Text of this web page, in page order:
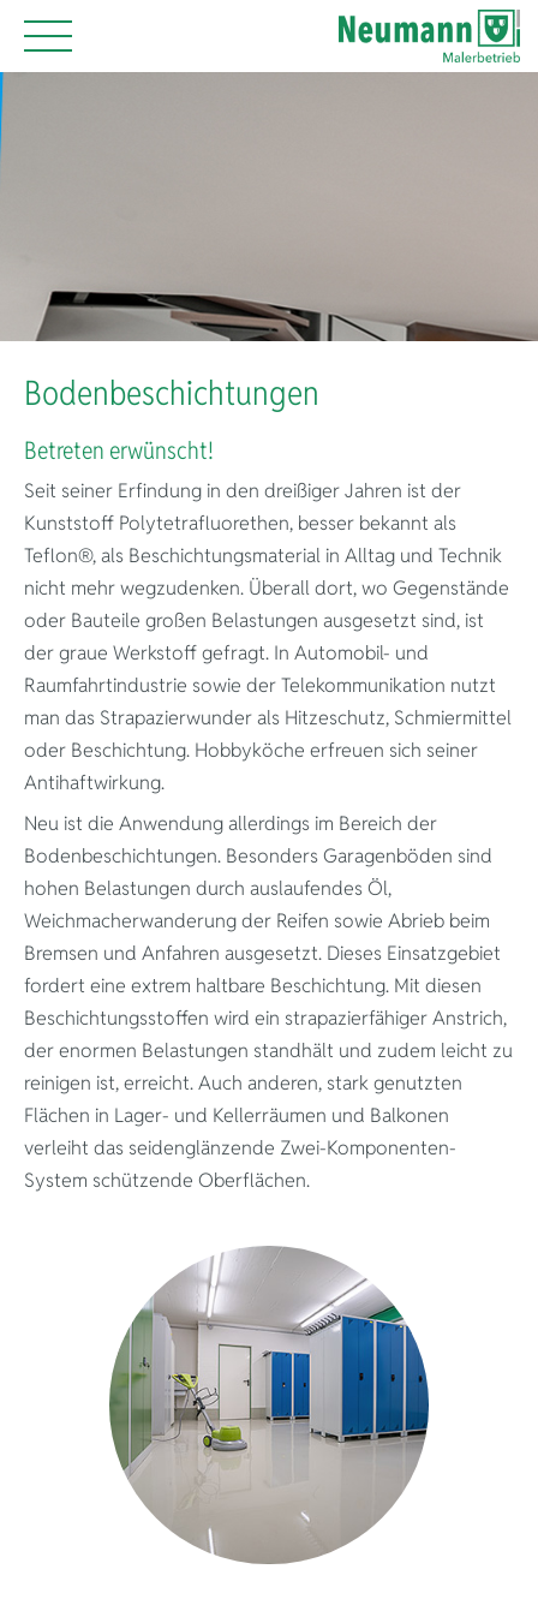
Herzlich
Bodenbeschichtungen
Betreten erwünscht!
Seit seiner Erfindung in den dreißiger Jahren ist der
Kunststoff Polytetrafluorethen, besser bekannt als
Teflon®, als Beschichtungsmaterial in Alltag und Technik
nicht mehr wegzudenken. Überall dort, wo Gegenstände
oder Bauteile großen Belastungen ausgesetzt sind, ist
der graue Werkstoff gefragt. In Automobil- und
Raumfahrtindustrie sowie der Telekommunikation nutzt
man das Strapazierwunder als Hitzeschutz, Schmiermittel
oder Beschichtung. Hobbyköche erfreuen sich seiner
Antihaftwirkung.
Neu ist die Anwendung allerdings im Bereich der
Bodenbeschichtungen. Besonders Garagenböden sind
hohen Belastungen durch auslaufendes Öl,
Weichmacherwanderung der Reifen sowie Abrieb beim
Bremsen und Anfahren ausgesetzt. Dieses Einsatzgebiet
fordert eine extrem haltbare Beschichtung. Mit diesen
Beschichtungsstoffen wird ein strapazierfähiger Anstrich,
der enormen Belastungen standhält und zudem leicht zu
reinigen ist, erreicht. Auch anderen, stark genutzten
Flächen in Lager- und Kellerräumen und Balkonen
verleiht das seidenglänzende Zwei-Komponenten-
System schützende Oberflächen.